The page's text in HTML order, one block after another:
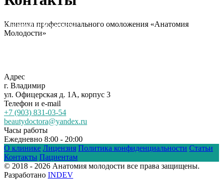
Клиника профессионального омоложения «Анатомия
Молодости»
О клинике Контакты
Адрес
г. Владимир
ул. Офицерская д. 1А, корпус 3
Телефон и e-mail
+7 (903) 831-03-54
beautydoctora@yandex.ru
Часы работы
Ежедневно 8:00 - 20:00
О клинике Лицензия Политика конфиденциальности Статьи
Контакты Пациентам
© 2018 - 2026 Анатомия молодости все права защищены.
Разработано INDEV